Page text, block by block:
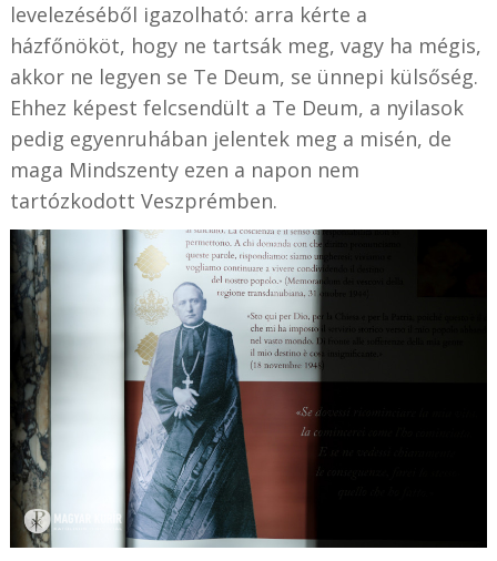
levelezéséből igazolható: arra kérte a
házfőnököt, hogy ne tartsák meg, vagy ha mégis,
akkor ne legyen se Te Deum, se ünnepi külsőség.
Ehhez képest felcsendült a Te Deum, a nyilasok
pedig egyenruhában jelentek meg a misén, de
maga Mindszenty ezen a napon nem
tartózkodott Veszprémben.